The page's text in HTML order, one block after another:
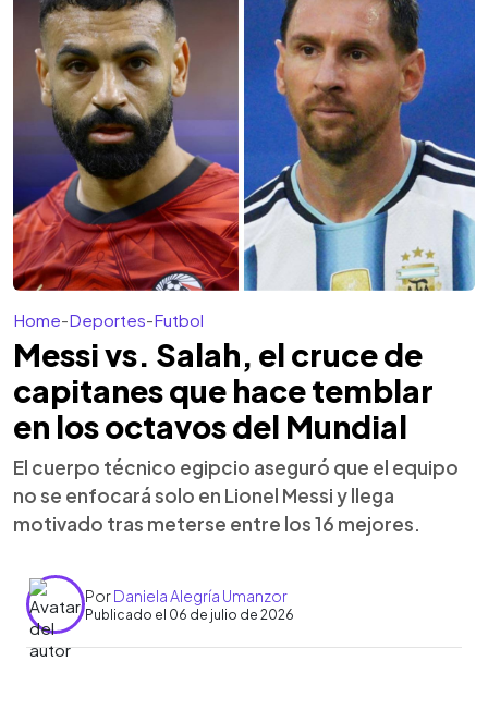
Home-Deportes-Futbol
Messi vs. Salah, el cruce de
capitanes que hace temblar
en los octavos del Mundial
El cuerpo técnico egipcio aseguró que el equipo
no se enfocará solo en Lionel Messi y llega
motivado tras meterse entre los 16 mejores.
PorDaniela Alegría Umanzor
Publicado el 06 de julio de 2026